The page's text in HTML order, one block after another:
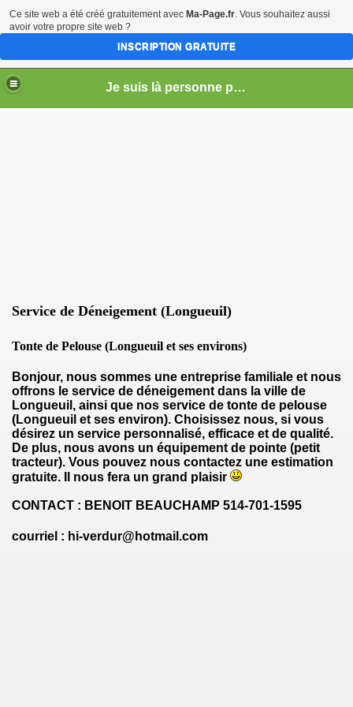
Je suis là personne pour la vente (vente - achat - échange) - Service de Tonte de Pelouse - Déneigement (Longueuil)
Service de Déneigement (Longueuil)
Tonte de Pelouse (Longueuil et ses environs)
Bonjour, nous sommes une entreprise familiale et nous
offrons le service de déneigement dans la ville de
Longueuil, ainsi que nos service de tonte de pelouse
(Longueuil et ses environ). Choisissez nous, si vous
désirez un service personnalisé, efficace et de qualité.
De plus, nous avons un équipement de pointe (petit
tracteur). Vous pouvez nous contactez une estimation
gratuite. Il nous fera un grand plaisir
CONTACT : BENOIT BEAUCHAMP 514-701-1595
courriel : hi-verdur@hotmail.com
Ce site web a été créé gratuitement avec Ma-Page.fr. Vous souhaitez aussi
avoir votre propre site web ?
INSCRIPTION GRATUITE